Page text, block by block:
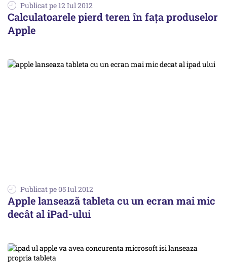
Publicat pe 12 Iul 2012
Calculatoarele pierd teren în fața produselor
Apple
Publicat pe 05 Iul 2012
Apple lansează tableta cu un ecran mai mic
decât al iPad-ului